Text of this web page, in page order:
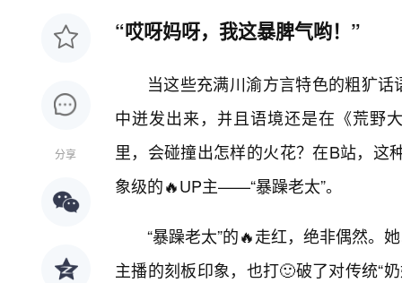
分享
“哎呀妈呀，我这暴脾气哟！”
当这些充满川渝方言特色的粗犷
中迸发出来，并且语境还是在《荒野
里，会碰撞出怎样的火花？在B站，这
象级的🔥UP主——“暴躁老太”。
“暴躁老太”的🔥走红，绝非偶然。
主播的刻板印象，也打🙂破了对传统“